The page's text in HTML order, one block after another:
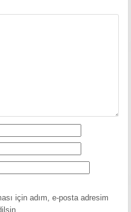
için adım, e-posta adresim